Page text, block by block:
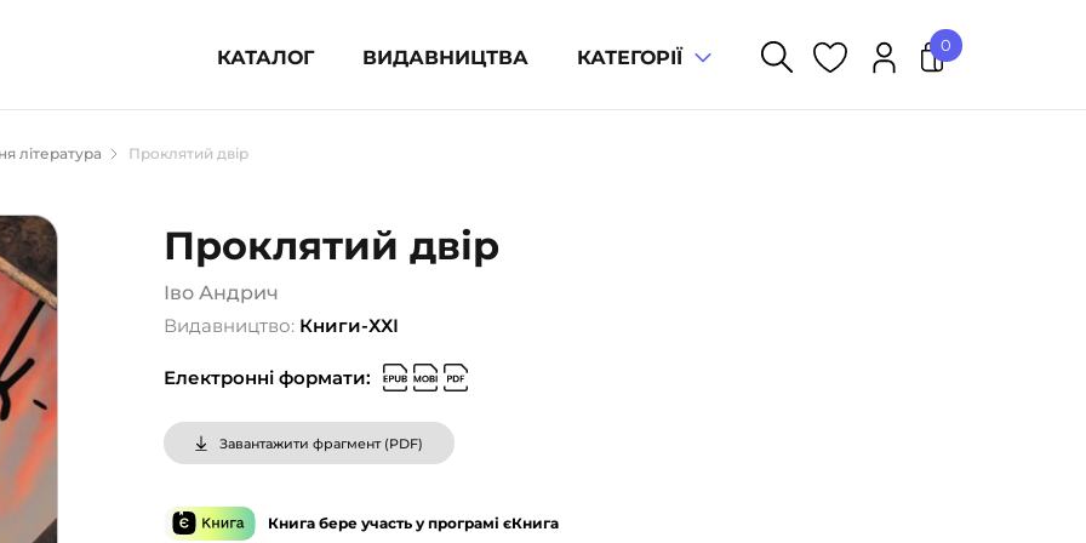
КАТАЛОГ ВИДАВНИЦТВА КАТЕГОРІЇ
література (1854)
для підлітків (240)
популярна література (1015)
література та посібники
довідники, словники
сертифікати (1)
0
У кошику немає товарів.
література Проклятий двір
Проклятий двір
Іво Андрич
Видавництво: Книги-ХХІ
Електронні формати:
Завантажити фрагмент (PDF)
Книга бере участь у програмі єКнига